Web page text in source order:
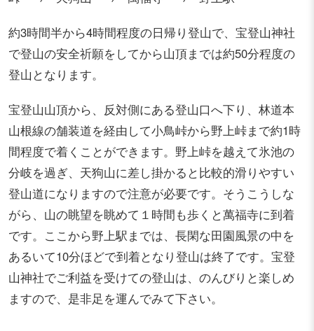
約3時間半から4時間程度の日帰り登山で、宝登山神社
で登山の安全祈願をしてから山頂までは約50分程度の
登山となります。
宝登山山頂から、反対側にある登山口へ下り、林道本
山根線の舗装道を経由して小鳥峠から野上峠まで約1時
間程度で着くことができます。野上峠を越えて氷池の
分岐を過ぎ、天狗山に差し掛かると比較的滑りやすい
登山道になりますので注意が必要です。そうこうしな
がら、山の眺望を眺めて１時間も歩くと萬福寺に到着
です。ここから野上駅までは、長閑な田園風景の中を
あるいて10分ほどで到着となり登山は終了です。宝登
山神社でご利益を受けての登山は、のんびりと楽しめ
ますので、是非足を運んでみて下さい。